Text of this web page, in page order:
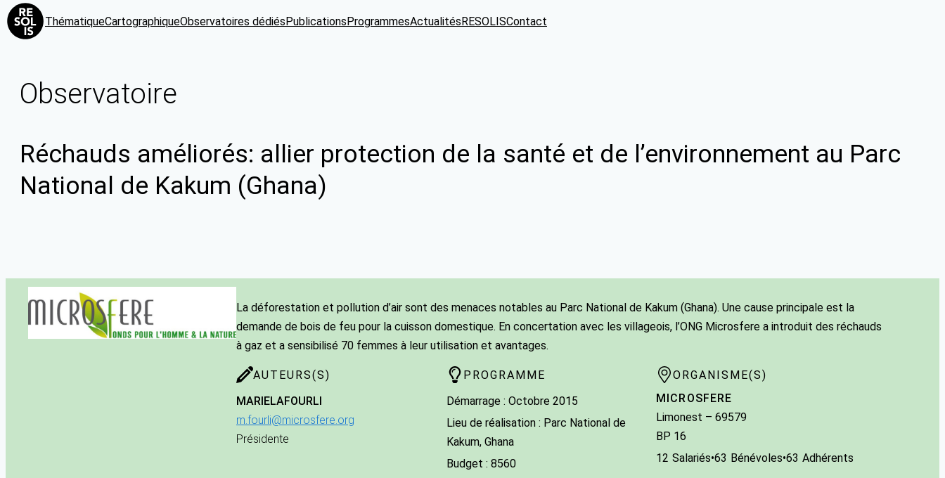
ThématiqueCartographiqueObservatoires dédiésPublicationsProgrammesActualitésRESOLISContact
Observatoire
Réchauds améliorés: allier protection de la santé et de l’environnement au Parc
National de Kakum (Ghana)
La déforestation et pollution d’air sont des menaces notables au Parc National de Kakum (Ghana). Une cause principale est la
demande de bois de feu pour la cuisson domestique. En concertation avec les villageois, l’ONG Microsfere a introduit des réchauds
à gaz et a sensibilisé 70 femmes à leur utilisation et avantages.
AUTEURS(S)
MARIELAFOURLI
m.fourli@microsfere.org
Présidente
PROGRAMME
Démarrage : Octobre 2015
Lieu de réalisation : Parc National de
Kakum, Ghana
Budget : 8560
ORGANISME(S)
MICROSFERE
Limonest – 69579
BP 16
12 Salariés•63 Bénévoles•63 Adhérents